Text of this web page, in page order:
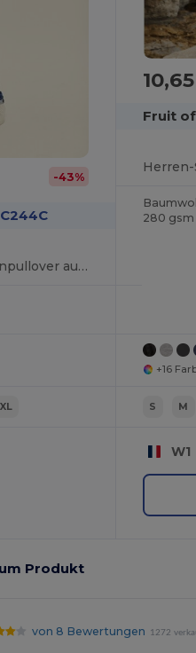
-43%
Komfortabler Kapuzenpullover aus Belcoro® Garn
Fruit
280 gsm
+16
S M
W1
Produkt
von 8 Bewertungen 1272